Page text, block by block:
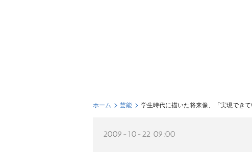
ホーム 芸能 学生時代に描いた将来像、「実現でき
2009-10-22 09:00